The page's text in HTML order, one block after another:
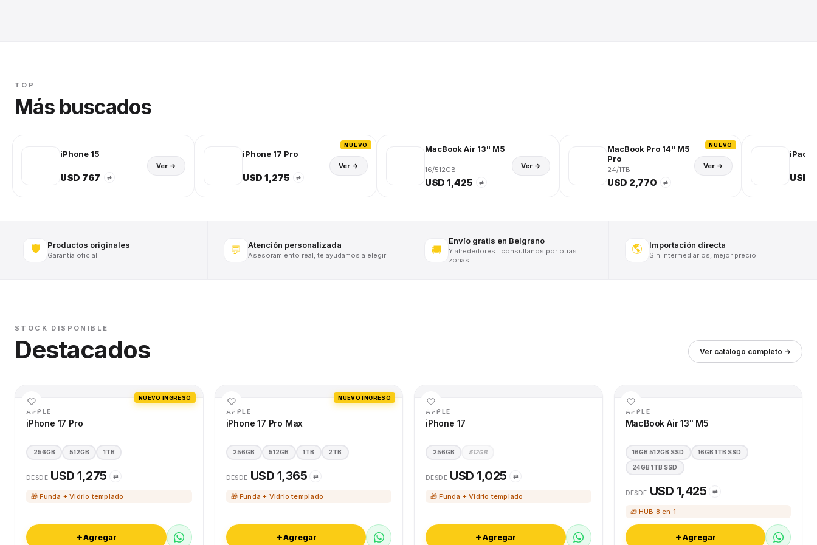
TOP
Más buscados
iPhone 15
USD 767 ⇄
Ver →
NUEVO
iPhone 17 Pro
USD 1,275 ⇄
Ver →
MacBook Air 13" M5
16/512GB
USD 1,425 ⇄
Ver →
NUEVO
MacBook Pro 14" M5
Pro
24/1TB
USD 2,770 ⇄
Ver →
iPad
USD
🛡️ Productos originales
Garantía oficial 💬 Atención personalizada
Asesoramiento real, te ayudamos a elegir 🚚
Envío gratis en Belgrano
Y alrededores · consultanos por otras
zonas
🌎 Importación directa
Sin intermediarios, mejor precio
STOCK DISPONIBLE
Destacados Ver catálogo completo →
NUEVO INGRESO
APPLE
iPhone 17 Pro
256GB 512GB 1TB
DESDE USD 1,275 ⇄
🎁 Funda + Vidrio templado
Agregar
NUEVO INGRESO
APPLE
iPhone 17 Pro Max
256GB 512GB 1TB 2TB
DESDE USD 1,365 ⇄
🎁 Funda + Vidrio templado
Agregar
APPLE
iPhone 17
256GB 512GB
DESDE USD 1,025 ⇄
🎁 Funda + Vidrio templado
Agregar
APPLE
MacBook Air 13" M5
16GB 512GB SSD 16GB 1TB SSD
24GB 1TB SSD
DESDE USD 1,425 ⇄
🎁 HUB 8 en 1
Agregar